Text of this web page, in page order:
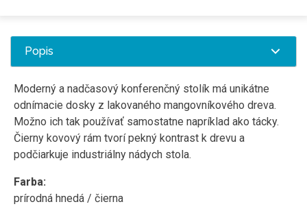
Popis
Moderný a nadčasový konferenčný stolík má unikátne
odnímacie dosky z lakovaného mangovníkového dreva.
Možno ich tak používať samostatne napríklad ako tácky.
Čierny kovový rám tvorí pekný kontrast k drevu a
podčiarkuje industriálny nádych stola.
Farba:
prírodná hnedá / čierna